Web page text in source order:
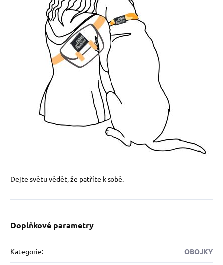
Dejte světu vědět, že patříte k sobě.
Doplňkové parametry
Kategorie: OBOJKY